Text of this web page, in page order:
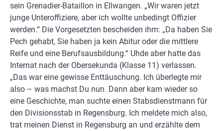
sein Grenadier-Bataillon in Ellwangen. „Wir waren jetzt
junge Unteroffiziere, aber ich wollte unbedingt Offizier
werden.“ Die Vorgesetzten bescheiden ihm: „Da haben Sie
Pech gehabt, Sie haben ja kein Abitur oder die mittlere
Reife und eine Berufsausbildung.“ Uhde aber hatte das
Internat nach der Obersekunda (Klasse 11) verlassen.
„Das war eine gewisse Enttäuschung. Ich überlegte mir
also – was machst Du nun. Dann aber kam wieder so
eine Geschichte, man suchte einen Stabsdienstmann für
den Divisionsstab in Regensburg. Ich meldete mich also,
trat meinen Dienst in Regensburg an und erzählte dem